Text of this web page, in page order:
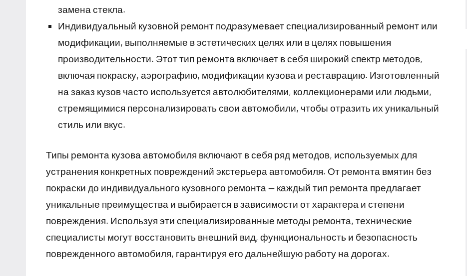
замена стекла.
Индивидуальный кузовной ремонт подразумевает специализированный ремонт или
модификации, выполняемые в эстетических целях или в целях повышения
производительности. Этот тип ремонта включает в себя широкий спектр методов,
включая покраску, аэрографию, модификации кузова и реставрацию. Изготовленный
на заказ кузов часто используется автолюбителями, коллекционерами или людьми,
стремящимися персонализировать свои автомобили, чтобы отразить их уникальный
стиль или вкус.
Типы ремонта кузова автомобиля включают в себя ряд методов, используемых для
устранения конкретных повреждений экстерьера автомобиля. От ремонта вмятин без
покраски до индивидуального кузовного ремонта — каждый тип ремонта предлагает
уникальные преимущества и выбирается в зависимости от характера и степени
повреждения. Используя эти специализированные методы ремонта, технические
специалисты могут восстановить внешний вид, функциональность и безопасность
поврежденного автомобиля, гарантируя его дальнейшую работу на дорогах.